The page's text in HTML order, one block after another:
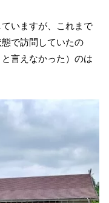
いますが、これまで
で訪問していたの
言えなかった）のは